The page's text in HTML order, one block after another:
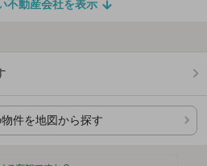
不動産会社を表示
件を地図から探す